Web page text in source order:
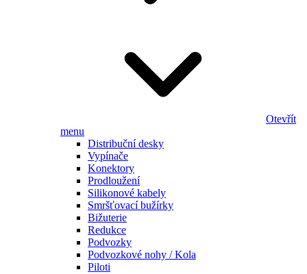
Otevřít
menu
Distribuční desky
Vypínače
Konektory
Prodloužení
Silikonové kabely
Smršťovací bužírky
Bižuterie
Redukce
Podvozky
Podvozkové nohy / Kola
Piloti